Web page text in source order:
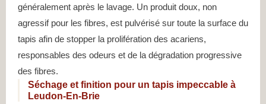
généralement après le lavage. Un produit doux, non
agressif pour les fibres, est pulvérisé sur toute la surface du
tapis afin de stopper la prolifération des acariens,
responsables des odeurs et de la dégradation progressive
des fibres.
Séchage et finition pour un tapis impeccable à
Leudon-En-Brie